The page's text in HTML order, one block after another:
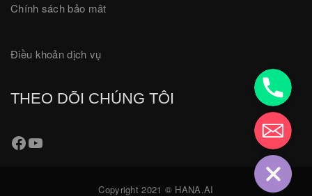
Chính sách bảo mât
Điều khoản dịch vụ
THEO DÕI CHÚNG TÔI
Copyright 2021 © HANA.AI
18001780